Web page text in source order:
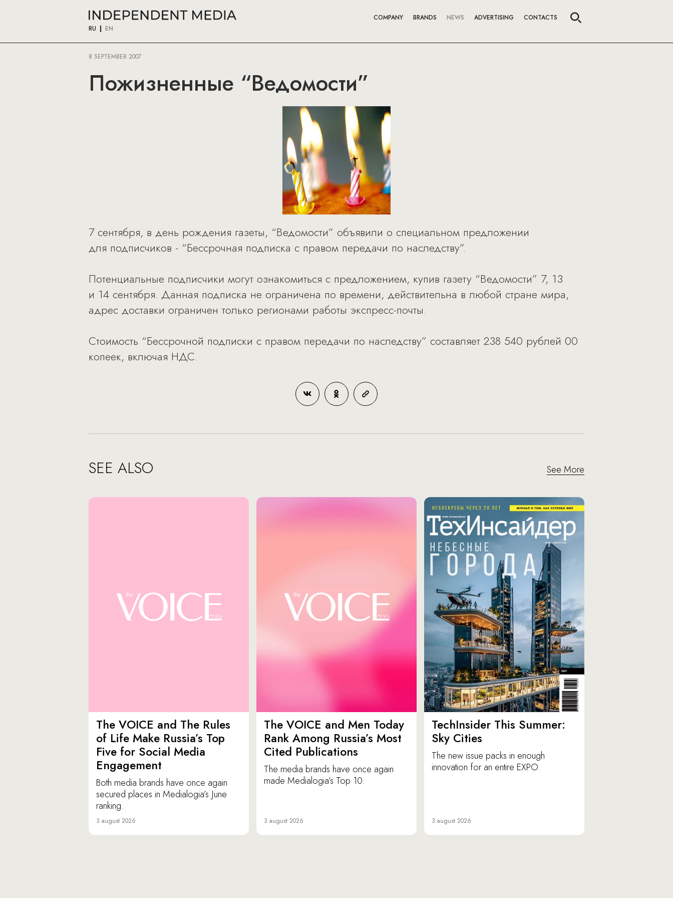
RU EN
COMPANY BRANDS NEWS ADVERTISING CONTACTS
8 SEPTEMBER 2007
Пожизненные “Ведомости”
7 сентября, в день рождения газеты, “Ведомости” объявили о специальном предложении
для подписчиков - “Бессрочная подписка с правом передачи по наследству”.
Потенциальные подписчики могут ознакомиться с предложением, купив газету “Ведомости” 7, 13
и 14 сентября. Данная подписка не ограничена по времени, действительна в любой стране мира,
адрес доставки ограничен только регионами работы экспресс-почты.
Стоимость “Бессрочной подписки с правом передачи по наследству” составляет 238 540 рублей 00
копеек, включая НДС.
SEE ALSO See More
The VOICE and The Rules
of Life Make Russia’s Top
Five for Social Media
Engagement
Both media brands have once again
secured places in Medialogia’s June
ranking.
3 august 2026
The VOICE and Men Today
Rank Among Russia’s Most
Cited Publications
The media brands have once again
made Medialogia’s Top 10.
3 august 2026
TechInsider This Summer:
Sky Cities
The new issue packs in enough
innovation for an entire EXPO.
3 august 2026